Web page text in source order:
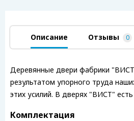
Описание Отзывы 0
Деревянные двери фабрики
результатом упорного труда
этих усилий. В дверях "ВИСТ"
Комплектация